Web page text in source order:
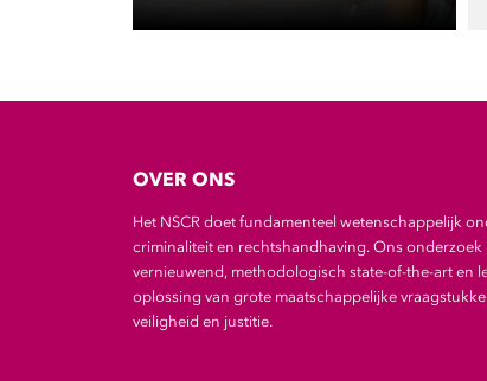
OVER ONS
Het NSCR doet fundamenteel wetenschappelijk
criminaliteit en rechtshandhaving. Ons onderzoek
vernieuwend, methodologisch state-of-the-art en
oplossing van grote maatschappelijke
veiligheid en justitie.